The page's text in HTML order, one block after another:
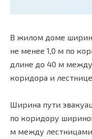
В жилом доме
не менее 1,0 м по
длине до 40 м
коридора и
Ширина пути
по коридору
м между